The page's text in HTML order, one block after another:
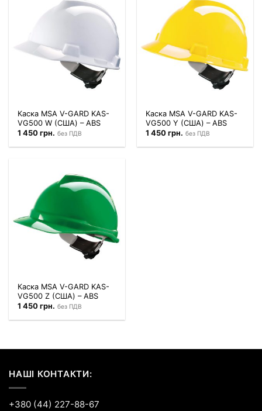
Каска MSA V-GARD KAS-
VG500 W (США) – ABS
1 450грн. без ПДВ
Каска MSA V-GARD KAS-
VG500 Y (США) – ABS
1 450грн. без ПДВ
Каска MSA V-GARD KAS-
VG500 Z (США) – ABS
1 450грн. без ПДВ
НАШІ КОНТАКТИ:
+380 (44) 227-88-67